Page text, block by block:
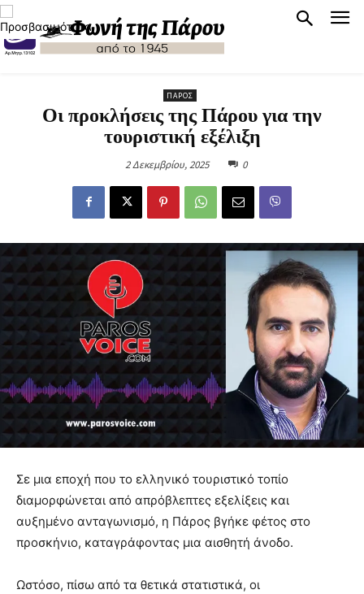
ΠΆΡΟΣ
Οι προκλήσεις της Πάρου για την
τουριστική εξέλιξη
2 Δεκεμβρίου, 2025 0
Σε μια εποχή που το ελληνικό τουριστικό τοπίο
διαμορφώνεται από απρόβλεπτες εξελίξεις και
αυξημένο ανταγωνισμό, η Πάρος βγήκε φέτος στο
προσκήνιο, καταγράφοντας μια αισθητή άνοδο.
Ωστόσο, πίσω από τα θετικά στατιστικά, οι